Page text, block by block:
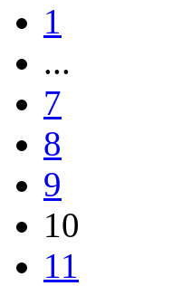
1
...
7
8
9
10
11